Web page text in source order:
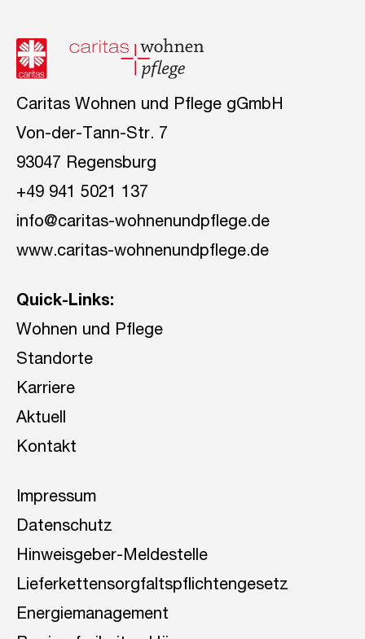
Caritas Wohnen und Pflege gGmbH
Von-der-Tann-Str. 7
93047 Regensburg
+49 941 5021 137
info@caritas-wohnenundpflege.de
www.caritas-wohnenundpflege.de
Quick-Links:
Wohnen und Pflege
Standorte
Karriere
Aktuell
Kontakt
Impressum
Datenschutz
Hinweisgeber-Meldestelle
Lieferkettensorgfaltspflichtengesetz
Energiemanagement